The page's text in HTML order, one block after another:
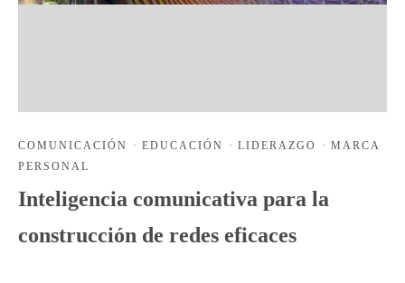
COMUNICACIÓN · EDUCACIÓN · LIDERAZGO · MARCA
PERSONAL
Inteligencia comunicativa para la
construcción de redes eficaces